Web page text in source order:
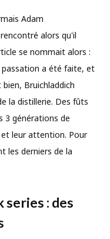
Adam
alors qu'il
se nommait alors :
passation a été faite, et
Bruichladdich
la distillerie. Des fûts
3 générations de
leur attention. Pour
les derniers de la
series : des